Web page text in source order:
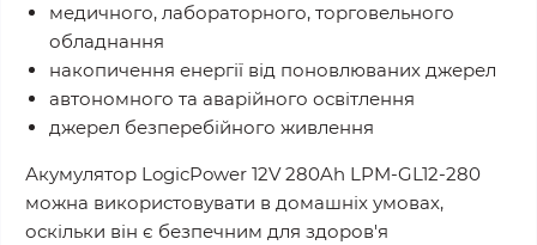
медичного, лабораторного, торговельного
обладнання
накопичення енергії від поновлюваних джерел
автономного та аварійного освітлення
джерел безперебійного живлення
Акумулятор LogicPower 12V 280Ah LPM-GL12-280
можна використовувати в домашніх умовах,
оскільки він є безпечним для здоров'я